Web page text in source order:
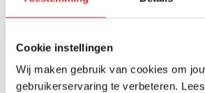
Cookie instellingen
Wij maken gebruik van cookies om
gebruikerservaring te verbeteren. Lees